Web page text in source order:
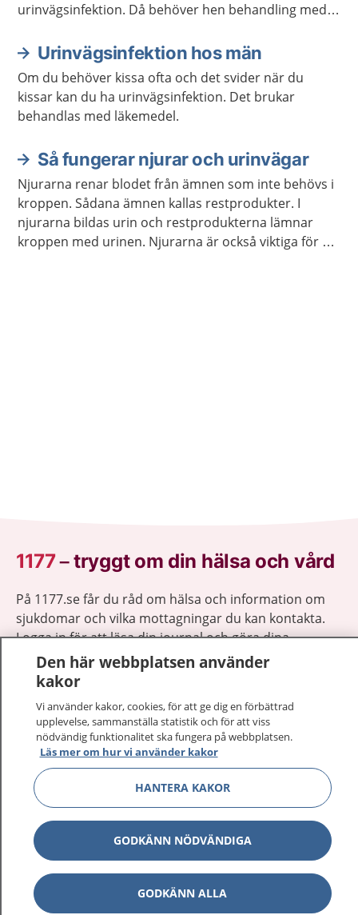
urinvägsinfektion. Då behöver hen behandling med
Urinvägsinfektion hos män
Om du behöver kissa ofta och det svider när du
kissar kan du ha urinvägsinfektion. Det brukar
behandlas med läkemedel.
Så fungerar njurar och urinvägar
Njurarna renar blodet från ämnen som inte behövs i
kroppen. Sådana ämnen kallas restprodukter. I
njurarna bildas urin och restprodukterna lämnar
kroppen med urinen. Njurarna är också viktiga för att
1177–tryggt om din hälsa och vård
På 1177.se får du råd om hälsa och information om
sjukdomar och vilka mottagningar du kan kontakta.
Logga in för att läsa din journal och göra dina
vårdärenden. Ring telefonnummer 1177 för
sjukvårdsrådgivning dygnet runt.
1177 på flera språk Visa
Om 1177 Visa
Kontakt Visa
Den här webbplatsen använder
kakor
Vi använder kakor, cookies, för att ge dig en förbättrad
upplevelse, sammanställa statistik och för att viss
nödvändig funktionalitet ska fungera på webbplatsen.
Läs mer om hur vi använder kakor
HANTERA KAKOR
GODKÄNN NÖDVÄNDIGA
GODKÄNN ALLA